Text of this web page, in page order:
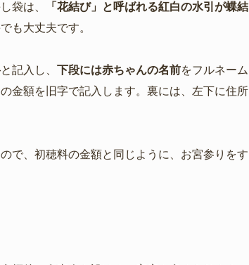
袋は、
「花結び」と呼ばれる紅白の水引が蝶結
も大丈夫です。
と記入し、 下段には赤ちゃんの名前をフルネーム
金額を旧字で記入します。裏には、左下に住所
で、初穂料の金額と同じように、お宮参りをす